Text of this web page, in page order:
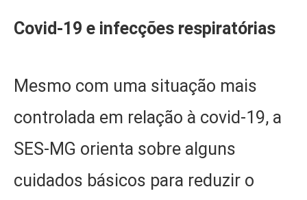
Covid-19 e infecções respiratórias
Mesmo com uma situação mais
controlada em relação à covid-19, a
SES-MG orienta sobre alguns
cuidados básicos para reduzir o